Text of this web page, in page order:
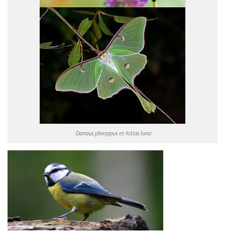
Danaus plexippus et Actias luna